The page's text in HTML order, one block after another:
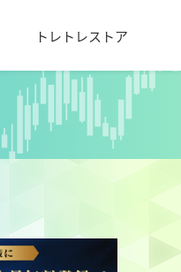
トレトレストア